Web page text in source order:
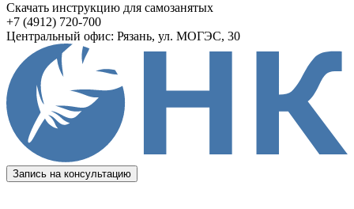
Скачать инструкцию для самозанятых
+7 (4912) 720-700
Центральный офис: Рязань, ул. МОГЭС, 30
Запись на консультацию